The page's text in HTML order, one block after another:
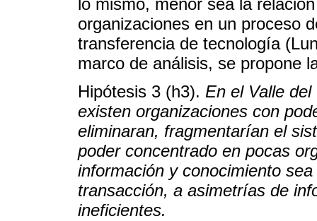
organizaciones en un proceso
transferencia de tecnología
marco de análisis, se propone
Hipótesis 3 (h3). En el Valle
existen organizaciones con
eliminaran, fragmentarían el
poder concentrado en pocas
información y conocimiento
transacción, a asimetrías de
ineficientes.